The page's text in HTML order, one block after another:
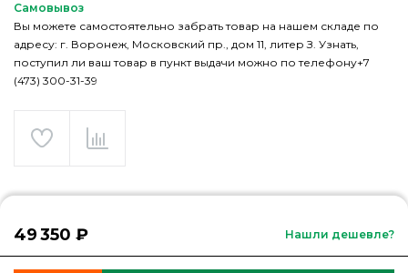
Самовывоз
Вы можете самостоятельно забрать товар на нашем складе по
адресу: г. Воронеж, Московский пр., дом 11, литер З. Узнать,
поступил ли ваш товар в пункт выдачи можно по телефону+7
(473) 300-31-39
49 350 ₽ Нашли дешевле?